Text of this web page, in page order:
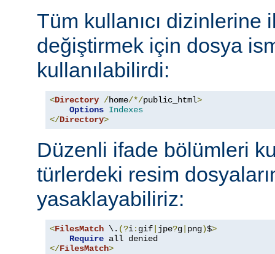
Tüm kullanıcı dizinlerine
değiştirmek için dosya
kullanılabilirdi:
<Directory /home/*/public_html>
Options Indexes
</Directory>
Düzenli ifade bölümleri
türlerdeki resim
yasaklayabiliriz:
<FilesMatch \. (?i: gif jpe?g png)$>
Require
</FilesMatch>